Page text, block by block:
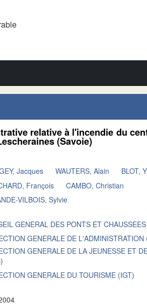
relative à l'incendie du
(Savoie)
Jacques WAUTERS, Alain
BLOT,
François
CAMBO, Christian
VILBOIS, Sylvie
GENERAL DES PONTS ET
GENERALE DE L'ADMINISTRATION
GENERALE DE LA JEUNESSE ET
GENERALE DU TOURISME (IGT)